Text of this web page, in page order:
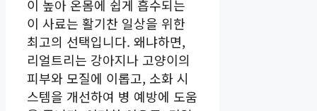
이 높아 온몸에 쉽게 흡수되는
이 사료는 활기찬 일상을 위한
최고의 선택입니다. 왜냐하면,
리얼트리는 강아지나 고양이의
피부와 모질에 이롭고, 소화 시
스템을 개선하여 병 예방에 도움